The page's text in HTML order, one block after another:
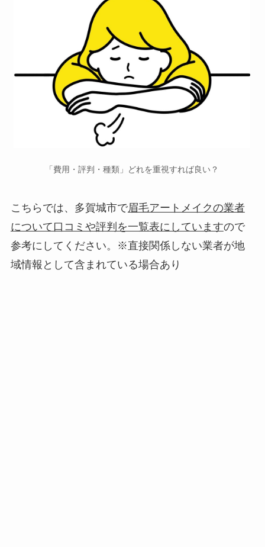
「費用・評判・種類」どれを重視すれば良い？
こちらでは、多賀城市で眉毛アートメイクの業者
について口コミや評判を一覧表にしていますので
参考にしてください。※直接関係しない業者が地
域情報として含まれている場合あり